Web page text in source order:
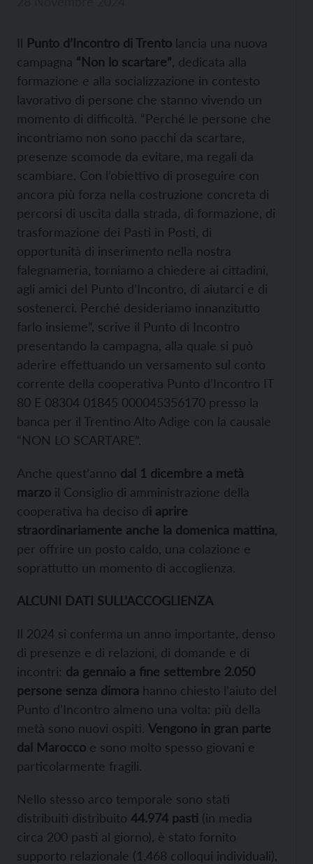
Il Punto d’Incontro di Trento lancia una nuova
campagna “Non lo scartare” , dedicata alla
formazione e alla socializzazione in contesto
lavorativo di persone che stanno vivendo un
momento di difficoltà. “Perché le persone che
incontriamo non sono pacchi da scartare,
presenze scomode da evitare, ma regali da
scambiare. Con l’obiettivo di proseguire con
ancora più forza nella costruzione concreta di
percorsi di uscita dalla strada, di formazione, di
trasformazione dei Pasti in Posti, di
opportunità di inserimento nella nostra
falegnameria, torniamo a chiedere ai cittadini,
agli amici del Punto d’Incontro, di aiutarci e di
sostenerci. Perché desideriamo innanzitutto
farlo insieme”, scrive il Punto di Incontro
presentando la campagna, alla quale si può
aderire effettuando un versamento sul conto
corrente della cooperativa Punto d’Incontro IT
80 E 08304 01845 000045356170 presso la
banca per il Trentino Alto Adige con la causale
“NON LO SCARTARE”.
Anche quest’anno dal 1 dicembre a metà
marzo il Consiglio di amministrazione della
cooperativa ha deciso di aprire
straordinariamente anche la domenica mattina
per offrire un posto caldo, una colazione e
soprattutto un momento di accoglienza.
ALCUNI DATI SULL’ACCOGLIENZA
Il 2024 si conferma un anno importante, denso
di presenze e di relazioni, di domande e di
incontri: da gennaio a fine settembre 2.050
persone senza dimora hanno chiesto l’aiuto del
Punto d’Incontro almeno una volta: più della
metà sono nuovi ospiti. Vengono in gran parte
dal Marocco e sono molto spesso giovani e
particolarmente fragili.
Nello stesso arco temporale sono stati
distribuiti distribuito 44.974 pasti (in media
circa 200 pasti al giorno), è stato fornito
supporto relazionale (1.468 colloqui individuali),